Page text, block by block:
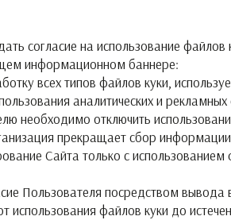
согласие на использование файлов
информационном баннере:
всех типов файлов куки,
аналитических и
необходимо отключить
прекращает сбор
Сайта только с
Пользователя посредством
файлов куки до